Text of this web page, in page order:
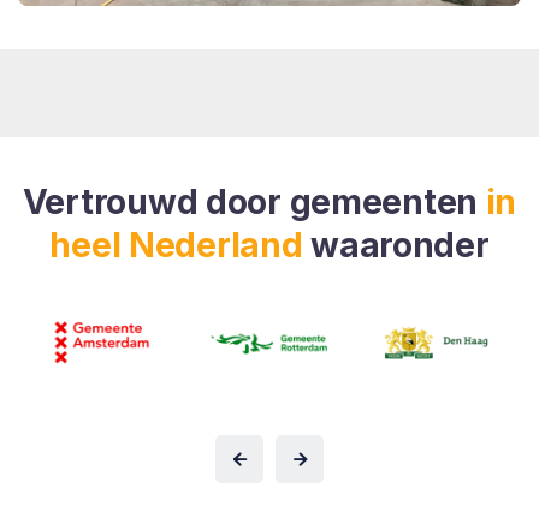
Vertrouwd door gemeenten in
heel Nederlandwaaronder